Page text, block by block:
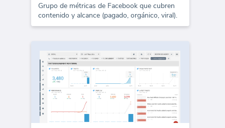
Grupo de métricas de Facebook que cubren
contenido y alcance (pagado, orgánico, viral).